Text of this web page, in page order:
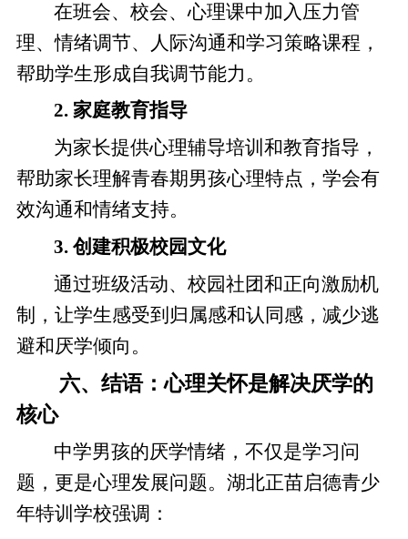
在班会、校会、心理课中加入压力管
理、情绪调节、人际沟通和学习策略课程，
帮助学生形成自我调节能力。
2. 家庭教育指导
为家长提供心理辅导培训和教育指导，
帮助家长理解青春期男孩心理特点，学会有
效沟通和情绪支持。
3. 创建积极校园文化
通过班级活动、校园社团和正向激励机
制，让学生感受到归属感和认同感，减少逃
避和厌学倾向。
六、结语：心理关怀是解决厌学的
核心
中学男孩的厌学情绪，不仅是学习问
题，更是心理发展问题。湖北正苗启德青少
年特训学校强调：